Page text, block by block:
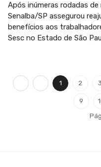
Após inúmeras rodadas
Senalba/SP assegurou
benefícios aos
Sesc no Estado de São
1 2 3
9